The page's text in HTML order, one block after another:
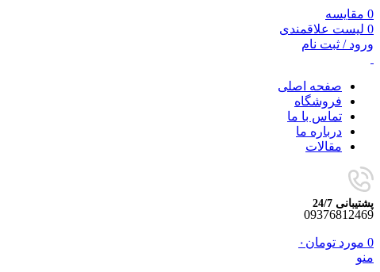
0 مقایسه
0 لیست علاقمندی
ورود / ثبت نام
صفحه اصلی
فروشگاه
تماس با ما
درباره ما
مقالات
پشتیبانی 24/7
09376812469
0 مورد تومان ۰
منو